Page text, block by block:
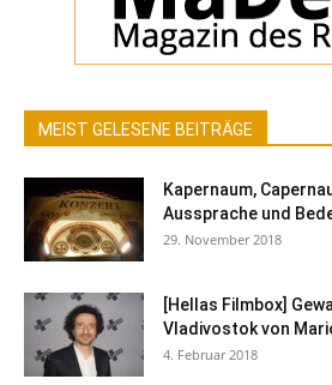
MEIST GELESENE BEITRÄGE
Kapernaum,
Aussprache und
29. November 2018
[Hellas Filmbox]
Vladivostok von
4. Februar 2018